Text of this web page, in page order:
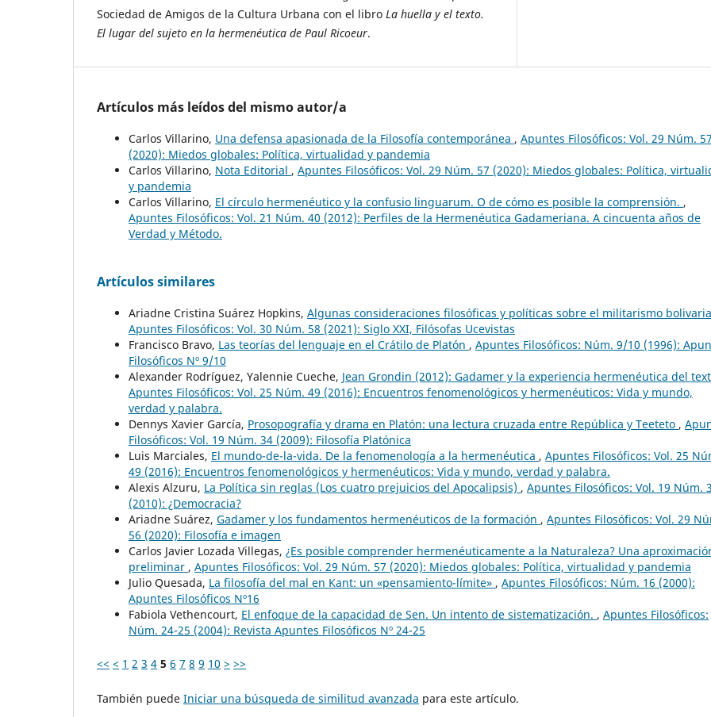
Sociedad de Amigos de la Cultura Urbana con el libro La huella y el texto.
El lugar del sujeto en la hermenéutica de Paul Ricoeur.
Artículos más leídos del mismo autor/a
Carlos Villarino, Una defensa apasionada de la Filosofía contemporánea , Apuntes Filosóficos: Vol. 29 Núm. 57
(2020): Miedos globales: Política, virtualidad y pandemia
Carlos Villarino, Nota Editorial , Apuntes Filosóficos: Vol. 29 Núm. 57 (2020): Miedos globales: Política,
y pandemia
Carlos Villarino, El círculo hermenéutico y la confusio linguarum. O de cómo es posible la comprensión. ,
Apuntes Filosóficos: Vol. 21 Núm. 40 (2012): Perfiles de la Hermenéutica Gadameriana. A cincuenta años de
Verdad y Método.
Artículos similares
Ariadne Cristina Suárez Hopkins, Algunas consideraciones filosóficas y políticas sobre el militarismo
Apuntes Filosóficos: Vol. 30 Núm. 58 (2021): Siglo XXI, Filósofas Ucevistas
Francisco Bravo, Las teorías del lenguaje en el Crátilo de Platón , Apuntes Filosóficos: Núm. 9/10 (1996):
Filosóficos Nº 9/10
Alexander Rodríguez, Yalennie Cueche, Jean Grondin (2012): Gadamer y la experiencia hermenéutica del
Apuntes Filosóficos: Vol. 25 Núm. 49 (2016): Encuentros fenomenológicos y hermenéuticos: Vida y mundo,
verdad y palabra.
Dennys Xavier García, Prosopografía y drama en Platón: una lectura cruzada entre República y Teeteto ,
Filosóficos: Vol. 19 Núm. 34 (2009): Filosofía Platónica
Luis Marciales, El mundo-de-la-vida. De la fenomenología a la hermenéutica , Apuntes Filosóficos: Vol. 25
49 (2016): Encuentros fenomenológicos y hermenéuticos: Vida y mundo, verdad y palabra.
Alexis Alzuru, La Política sin reglas (Los cuatro prejuicios del Apocalipsis) , Apuntes Filosóficos: Vol. 19 Núm.
(2010): ¿Democracia?
Ariadne Suárez, Gadamer y los fundamentos hermenéuticos de la formación , Apuntes Filosóficos: Vol. 29
56 (2020): Filosofía e imagen
Carlos Javier Lozada Villegas, ¿Es posible comprender hermenéuticamente a la Naturaleza? Una
preliminar , Apuntes Filosóficos: Vol. 29 Núm. 57 (2020): Miedos globales: Política, virtualidad y pandemia
Julio Quesada, La filosofía del mal en Kant: un «pensamiento-límite» , Apuntes Filosóficos: Núm. 16 (2000):
Apuntes Filosóficos Nº16
Fabiola Vethencourt, El enfoque de la capacidad de Sen. Un intento de sistematización. , Apuntes Filosóficos:
Núm. 24-25 (2004): Revista Apuntes Filosóficos Nº 24-25
<< < 1 2 3 4 5 6 7 8 9 10 > >>
También puede Iniciar una búsqueda de similitud avanzada para este artículo.